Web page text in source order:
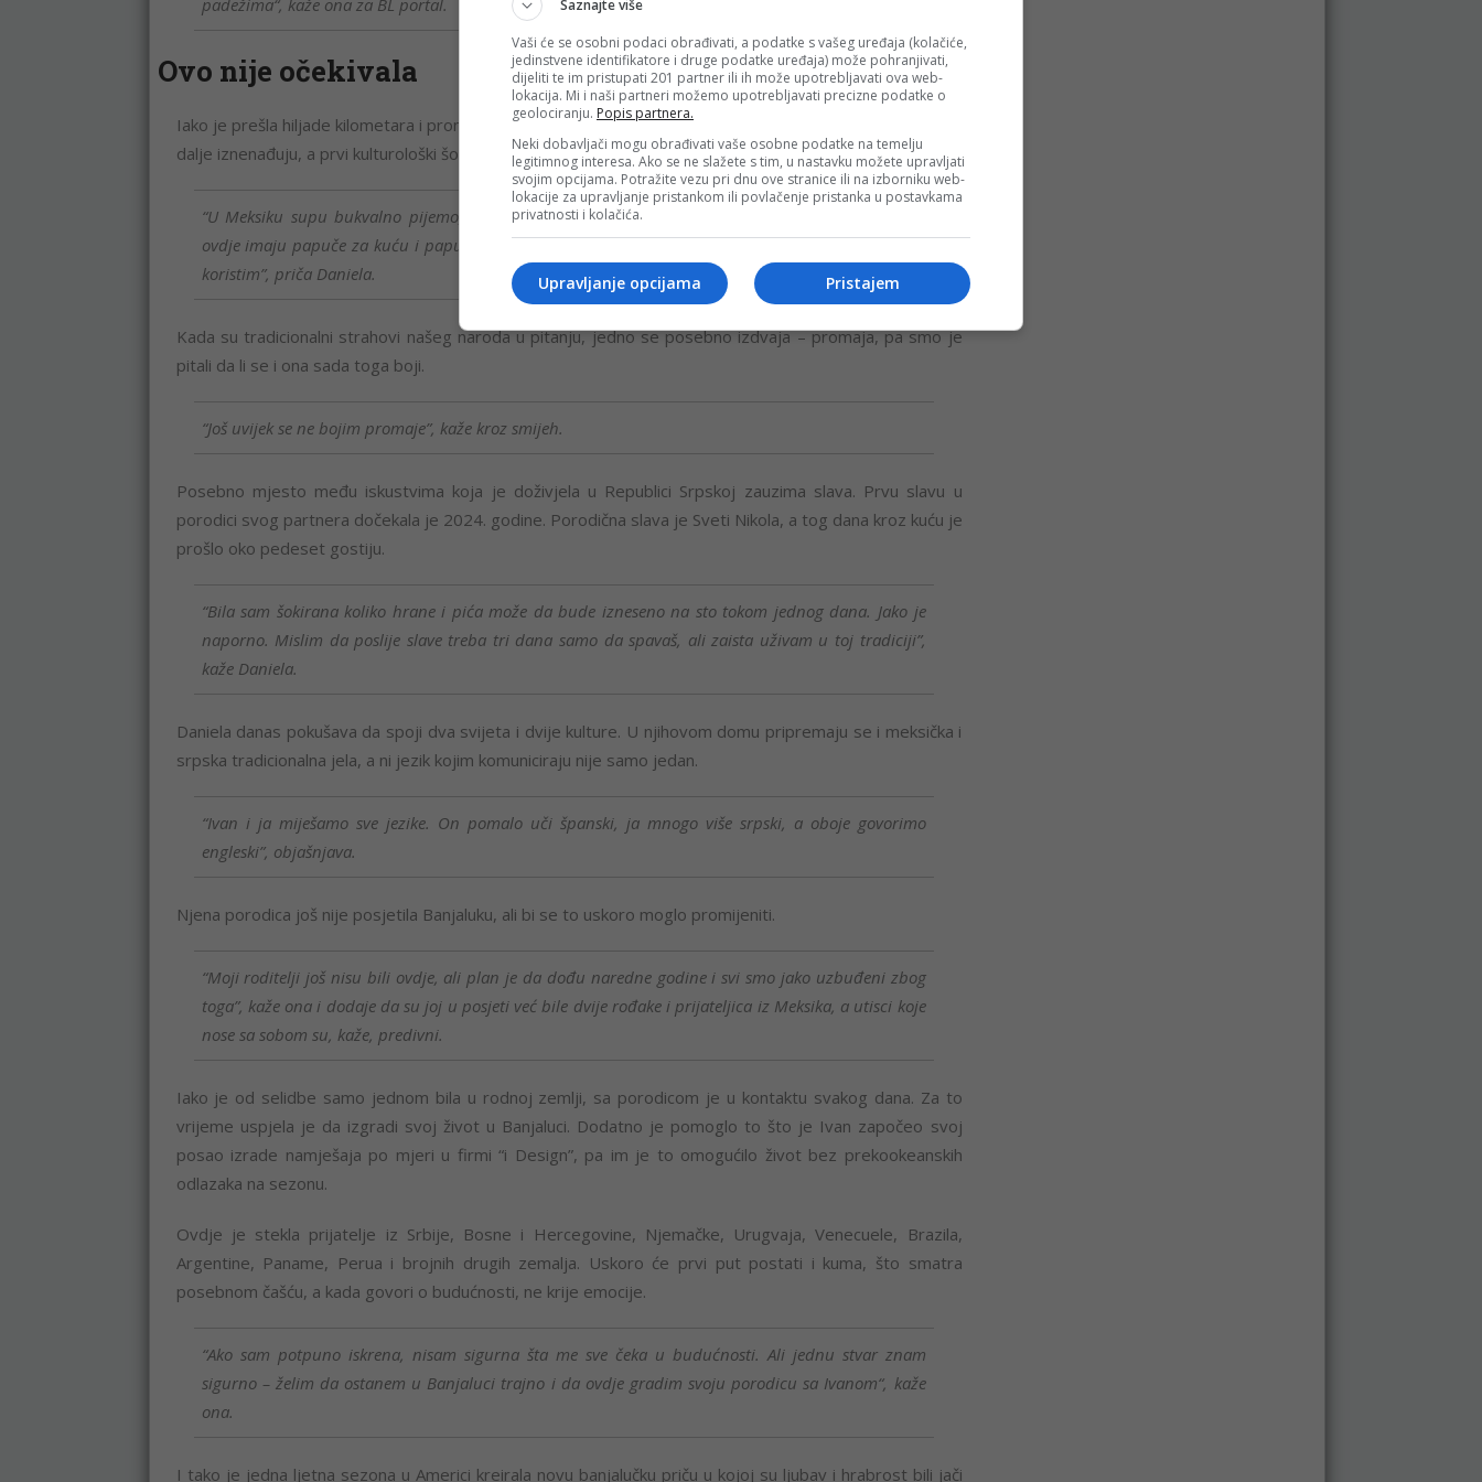
padežima“, kaže ona za BL portal.
Ovo nije očekivala
Iako je prešla hiljade kilometara i promijenila kontinent, pojedine stvari iz svakodnevnog života ovdje je i
dalje iznenađuju, a prvi kulturološki šok doživjela je za stolom.
“U Meksiku supu bukvalno pijemo, a ovdje ljudi koriste kašiku do posljednje kapi. Takođe, ljudi
ovdje imaju papuče za kuću i papuče oko kuće, mi to nemamo, a sada ne mogu zamisliti da ih ne
koristim”, priča Daniela.
Kada su tradicionalni strahovi našeg naroda u pitanju, jedno se posebno izdvaja – promaja, pa smo je
pitali da li se i ona sada toga boji.
“Još uvijek se ne bojim promaje”, kaže kroz smijeh.
Posebno mjesto među iskustvima koja je doživjela u Republici Srpskoj zauzima slava. Prvu slavu u
porodici svog partnera dočekala je 2024. godine. Porodična slava je Sveti Nikola, a tog dana kroz kuću je
prošlo oko pedeset gostiju.
“Bila sam šokirana koliko hrane i pića može da bude izneseno na sto tokom jednog dana. Jako je
naporno. Mislim da poslije slave treba tri dana samo da spavaš, ali zaista uživam u toj tradiciji”,
kaže Daniela.
Daniela danas pokušava da spoji dva svijeta i dvije kulture. U njihovom domu pripremaju se i meksička i
srpska tradicionalna jela, a ni jezik kojim komuniciraju nije samo jedan.
“Ivan i ja miješamo sve jezike. On pomalo uči španski, ja mnogo više srpski, a oboje govorimo
engleski”, objašnjava.
Njena porodica još nije posjetila Banjaluku, ali bi se to uskoro moglo promijeniti.
“Moji roditelji još nisu bili ovdje, ali plan je da dođu naredne godine i svi smo jako uzbuđeni zbog
toga”, kaže ona i dodaje da su joj u posjeti već bile dvije rođake i prijateljica iz Meksika, a utisci koje
nose sa sobom su, kaže, predivni.
Iako je od selidbe samo jednom bila u rodnoj zemlji, sa porodicom je u kontaktu svakog dana. Za to
vrijeme uspjela je da izgradi svoj život u Banjaluci. Dodatno je pomoglo to što je Ivan započeo svoj
posao izrade namješaja po mjeri u firmi “i Design”, pa im je to omogućilo život bez prekookeanskih
odlazaka na sezonu.
Ovdje je stekla prijatelje iz Srbije, Bosne i Hercegovine, Njemačke, Urugvaja, Venecuele, Brazila,
Argentine, Paname, Perua i brojnih drugih zemalja. Uskoro će prvi put postati i kuma, što smatra
posebnom čašću, a kada govori o budućnosti, ne krije emocije.
“Ako sam potpuno iskrena, nisam sigurna šta me sve čeka u budućnosti. Ali jednu stvar znam
sigurno – želim da ostanem u Banjaluci trajno i da ovdje gradim svoju porodicu sa Ivanom“, kaže
ona.
I tako je jedna ljetna sezona u Americi kreirala novu banjalučku priču u kojoj su ljubav i hrabrost bili jači
Saznajte više
Vaši će se osobni podaci obrađivati, a podatke s vašeg uređaja (kolačiće,
jedinstvene identifikatore i druge podatke uređaja) može pohranjivati,
dijeliti te im pristupati 201 partner ili ih može upotrebljavati ova web-
lokacija. Mi i naši partneri možemo upotrebljavati precizne podatke o
geolociranju. Popis partnera.
Neki dobavljači mogu obrađivati vaše osobne podatke na temelju
legitimnog interesa. Ako se ne slažete s tim, u nastavku možete upravljati
svojim opcijama. Potražite vezu pri dnu ove stranice ili na izborniku web-
lokacije za upravljanje pristankom ili povlačenje pristanka u postavkama
privatnosti i kolačića.
Pristajem
Upravljanje opcijama